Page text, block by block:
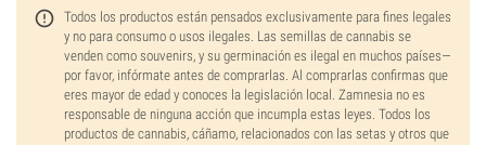
Todos los productos están pensados exclusivamente para fines legales
y no para consumo o usos ilegales. Las semillas de cannabis se
venden como souvenirs, y su germinación es ilegal en muchos países—
por favor, infórmate antes de comprarlas. Al comprarlas confirmas que
eres mayor de edad y conoces la legislación local. Zamnesia no es
responsable de ninguna acción que incumpla estas leyes. Todos los
productos de cannabis, cáñamo, relacionados con las setas y otros que